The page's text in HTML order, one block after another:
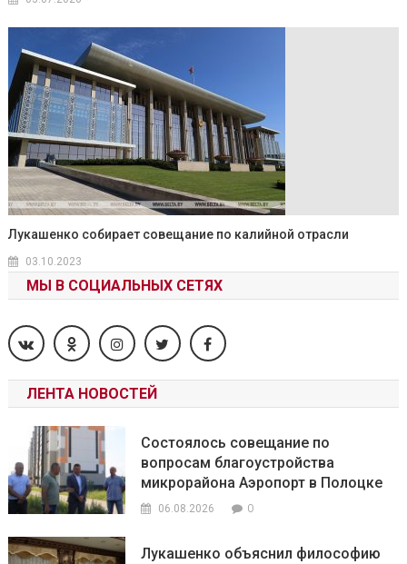
Лукашенко собирает совещание по калийной отрасли
03.10.2023
МЫ В СОЦИАЛЬНЫХ СЕТЯХ
ЛЕНТА НОВОСТЕЙ
Состоялось совещание по
вопросам благоустройства
микрорайона Аэропорт в Полоцке
06.08.2026 0
Лукашенко объяснил философию